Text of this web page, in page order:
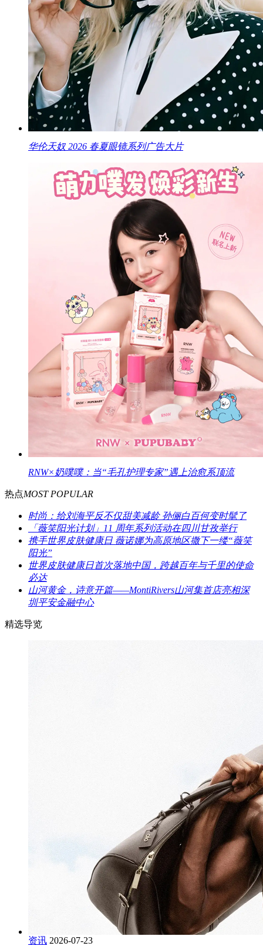
华伦天奴 2026 春夏眼镜系列广告大片
RNW×奶噗噗：当“毛孔护理专家”遇上治愈系顶流
热点MOST POPULAR
时尚：给刘海平反不仅甜美减龄 孙俪白百何变时髦了
「薇笑阳光计划」11 周年系列活动在四川甘孜举行
携手世界皮肤健康日 薇诺娜为高原地区撒下一缕“薇笑
阳光”
世界皮肤健康日首次落地中国，跨越百年与千里的使命
必达
山河黄金，诗意开篇——MontiRivers山河集首店亮相深
圳平安金融中心
精选导览
资讯 2026-07-23